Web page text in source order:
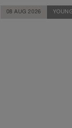
08 AUG 2026